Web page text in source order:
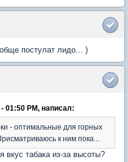
постулат лидо... )
01:50 PM, написал:
- оптимальные для горных
к ним пока...
вкус табака из-за высоты?